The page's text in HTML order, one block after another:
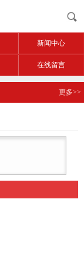
新闻中心
在线留言
更多>>